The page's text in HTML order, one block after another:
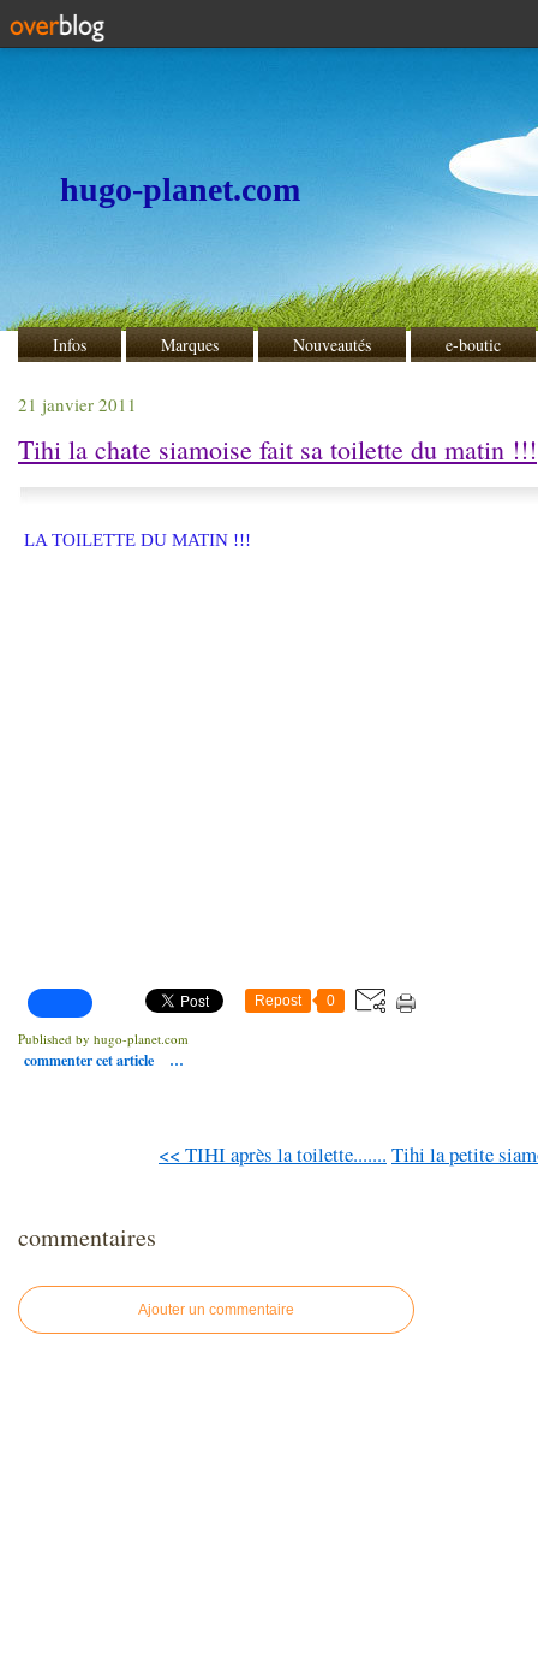
hugo-planet.com
Infos Marques Nouveautés e-boutic
21 janvier 2011
Tihi la chate siamoise fait sa toilette du matin !!!
LA TOILETTE DU MATIN !!!
Repost 0
Published by hugo-planet.com
commenter cet article …
<< TIHI après la toilette....... Tihi la petite
commentaires
Ajouter un commentaire